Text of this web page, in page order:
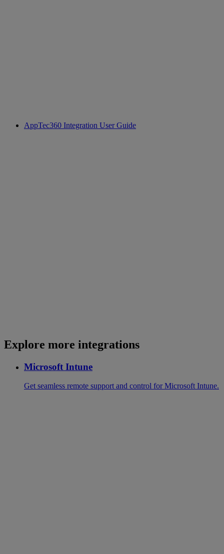
AppTec360 Integration User Guide
Explore more integrations
Microsoft Intune
Get seamless remote support and control for Microsoft Intune.